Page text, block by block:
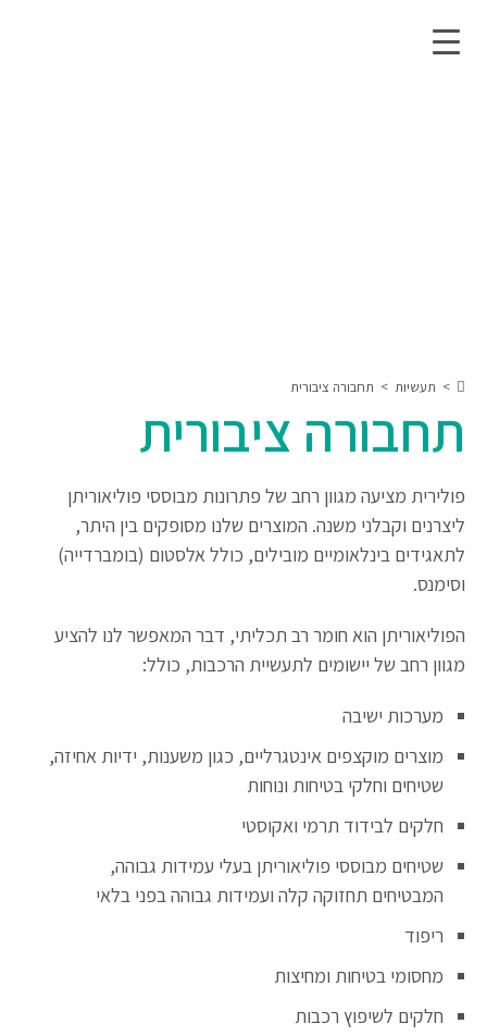
> תעשיות > תחבורה ציבורית
תחבורה ציבורית
פולירית מציעה מגוון רחב של פתרונות מבוססי פוליאוריתן
ליצרנים וקבלני משנה. המוצרים שלנו מסופקים בין היתר,
לתאגידים בינלאומיים מובילים, כולל אלסטום (בומברדייה)
וסימנס.
הפוליאוריתן הוא חומר רב תכליתי, דבר המאפשר לנו להציע
מגוון רחב של יישומים לתעשיית הרכבות, כולל:
מערכות ישיבה
מוצרים מוקצפים אינטגרליים, כגון משענות, ידיות אחיזה,
שטיחים וחלקי בטיחות ונוחות
חלקים לבידוד תרמי ואקוסטי
שטיחים מבוססי פוליאוריתן בעלי עמידות גבוהה,
המבטיחים תחזוקה קלה ועמידות גבוהה בפני בלאי
ריפוד
מחסומי בטיחות ומחיצות
חלקים לשיפוץ רכבות